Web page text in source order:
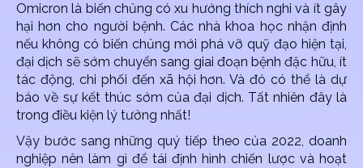
Omicron là biến chủng có xu hướng thích nghi và ít gây
hại hơn cho người bệnh. Các nhà khoa học nhận định
nếu không có biến chủng mới phá vỡ quỹ đạo hiện tại,
đại dịch sẽ sớm chuyển sang giai đoạn bệnh đặc hữu, ít
tác động, chi phối đến xã hội hơn. Và đó có thể là dự
báo về sự kết thúc sớm của đại dịch. Tất nhiên đây là
trong điều kiện lý tưởng nhất!
Vậy bước sang những quý tiếp theo của 2022, doanh
nghiệp nên làm gì để tái định hình chiến lược và hoạt